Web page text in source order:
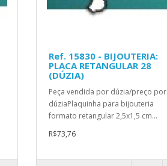
Ref. 15830 - BIJOUTERIA:
PLACA RETANGULAR 28
(DÚZIA)
Peça vendida por dúzia/preço por
dúziaPlaquinha para bijouteria
formato retangular 2,5x1,5 cm...
R$73,76